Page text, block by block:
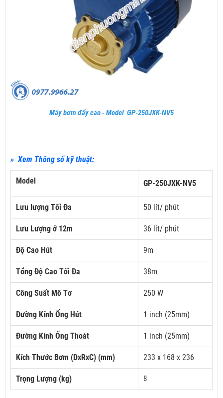
Máy bơm đẩy cao - Model GP-250JXK-NV5
» Xem Thông số kỹ thuật:
Model GP-250JXK-NV5
Lưu lượng Tối Đa 50 lít/ phút
Lưu Lượng ở 12m 36 lít/ phút
Độ Cao Hút 9m
Tổng Độ Cao Tối Đa 38m
Công Suất Mô Tơ 250 W
Đường Kính Ống Hút 1 inch (25mm)
Đường Kính Ống Thoát 1 inch (25mm)
Kích Thước Bơm (DxRxC) (mm) 233 x 168 x 236
Trọng Lượng (kg) 8